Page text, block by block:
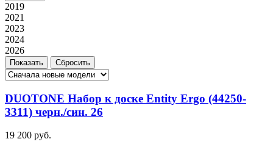
2019
2021
2023
2024
2026
DUOTONE Набор к доске Entity Ergo (44250-
3311) черн./син. 26
19 200 руб.